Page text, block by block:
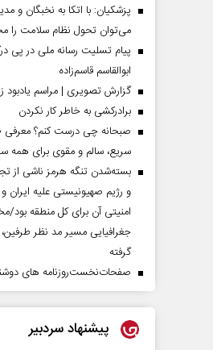
پزشکیان: با اتکا به نخبگان و
می‌توان تحول نظام سلامت را
پیام تسلیت رسانه ملی در پی
ابوالقاسم قاسم‌زاده
گزارش تصویری | مراسم یادبود
برادرکشی به خاطر کار نکردن
سریع، سالم و مقوی برای همه
بسته‌شدن تنگه هرمز ناشی از
و رژیم صهیونیستی علیه ایران
امنیتی آن برای کل منطقه بود/
جغرافیایی مسیر مد نظر طرفین،
گرفته
صفحات‌نخست‌روزنامه ها‌ی دوشنبه‌۱۲
پیشنهاد سردبیر